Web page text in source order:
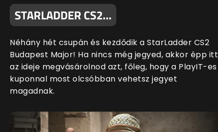
STARLADDER CS2…
Néhány hét csupán és kezdődik a StarLadder CS2
Budapest Major! Ha nincs még jegyed, akkor épp itt
az ideje megvásárolnod azt, főleg, hogy a PlayIT-es
kuponnal most olcsóbban vehetsz jegyet
magadnak.